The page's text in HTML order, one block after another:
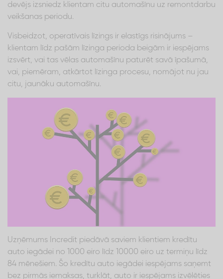
devējs izsniedz klientam citu automašīnu uz remontdarbu
veikšanas periodu.
Visbeidzot, operatīvais līzings ir elastīgs risinājums –
klientam līdz pašām līzinga perioda beigām ir iespējams
izsvērt, vai tas vēlas automašīnu paturēt savā īpašumā,
vai, piemēram, atkārtot līzinga procesu, nomājot nu jau
citu, jaunāku automašīnu.
Uzņēmums Incredit piedāvā saviem klientiem kredītu
auto iegādei no 1000 eiro līdz 10000 eiro uz termiņu līdz
84 mēnešiem. Šo kredītu auto iegādei iespējams saņemt
bez pirmās iemaksas, turklāt, auto ir iespējams izvēlēties